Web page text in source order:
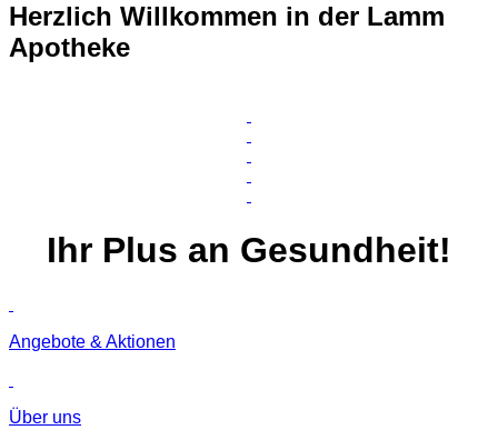
Herzlich Willkommen in der Lamm
Apotheke
Ihr Plus an Gesundheit!
Angebote & Aktionen
Über uns